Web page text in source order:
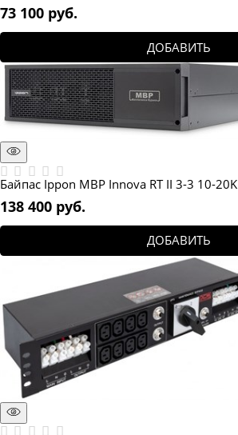
73 100 руб.
ДОБАВИТЬ
Байпас Ippon MBP Innova RT II 3-3 10-20K
138 400 руб.
ДОБАВИТЬ